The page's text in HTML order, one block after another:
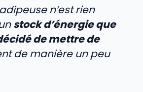
n’est rien
stock d’énergie que
de mettre de
de manière un peu